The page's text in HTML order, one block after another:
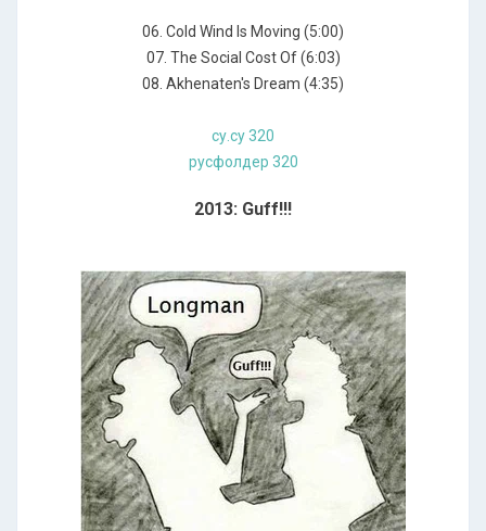
06. Cold Wind Is Moving (5:00)
07. The Social Cost Of (6:03)
08. Akhenaten's Dream (4:35)
су.су 320
русфолдер 320
2013: Guff!!!